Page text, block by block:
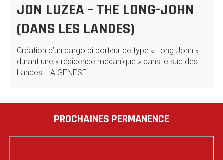
JON LUZEA – THE LONG-JOHN
(DANS LES LANDES)
Création d’un cargo bi porteur de type « Long John »
durant une « résidence mécanique » dans le sud des
Landes. LA GENESE…
PROCHAINES PERMANENCE